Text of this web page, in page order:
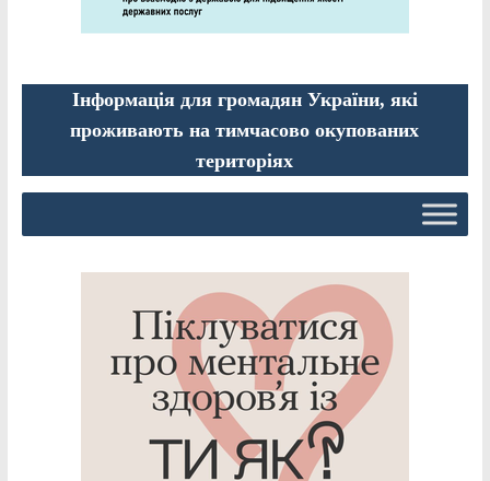
Інформація для громадян України, які
проживають на тимчасово окупованих
територіях